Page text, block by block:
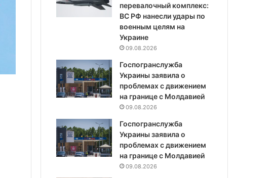
перевалочный комплекс:
ВС РФ нанесли удары по
военным целям на
Украине
09.08.2026
Госпогранслужба
Украины заявила о
проблемах с движением
на границе с Молдавией
09.08.2026
Госпогранслужба
Украины заявила о
проблемах с движением
на границе с Молдавией
09.08.2026